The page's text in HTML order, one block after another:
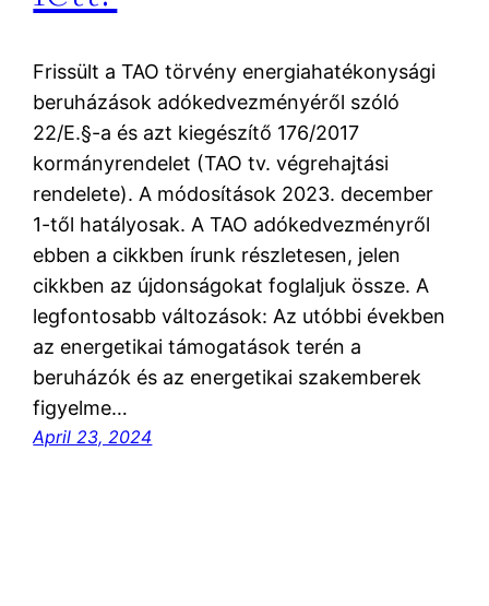
Frissült a TAO törvény energiahatékonysági
beruházások adókedvezményéről szóló
22/E.§-a és azt kiegészítő 176/2017
kormányrendelet (TAO tv. végrehajtási
rendelete). A módosítások 2023. december
1-től hatályosak. A TAO adókedvezményről
ebben a cikkben írunk részletesen, jelen
cikkben az újdonságokat foglaljuk össze. A
legfontosabb változások: Az utóbbi években
az energetikai támogatások terén a
beruházók és az energetikai szakemberek
figyelme…
April 23, 2024